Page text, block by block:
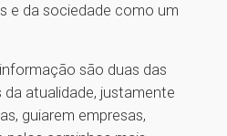
e da sociedade como um
são duas das
atualidade, justamente
guiarem empresas,